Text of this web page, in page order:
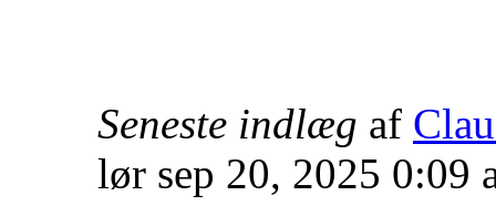
Seneste indlæg af
lør sep 20, 2025 0:09